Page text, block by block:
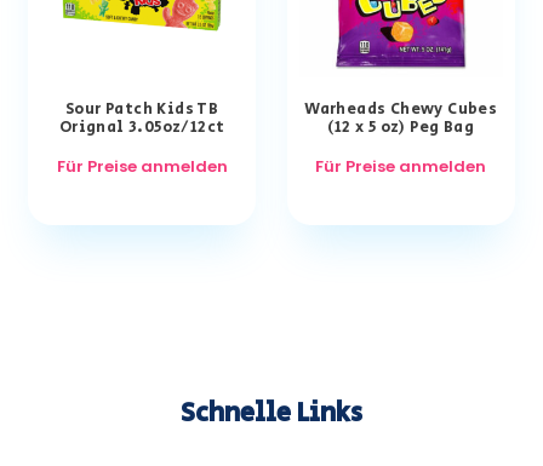
Sour Patch Kids TB
Orignal 3.05oz/12ct
Für Preise anmelden
Warheads Chewy Cubes
(12 x 5 oz) Peg Bag
Für Preise anmelden
Schnelle Links